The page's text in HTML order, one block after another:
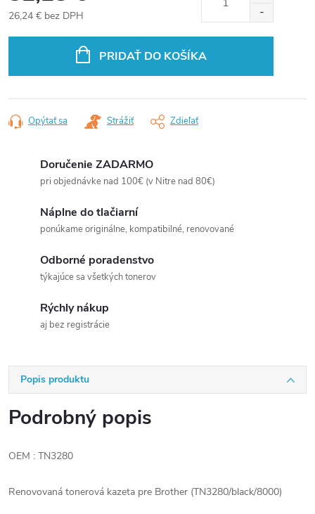
26,24 € bez DPH
PRIDAŤ DO KOŠÍKA
Opýtať sa Strážiť Zdieľať
Doručenie ZADARMO
pri objednávke nad 100€ (v Nitre nad 80€)
Náplne do tlačiarní
ponúkame originálne, kompatibilné, renovované
Odborné poradenstvo
týkajúce sa všetkých tonerov
Rýchly nákup
aj bez registrácie
Popis produktu
Podrobný popis
OEM : TN3280
Renovovaná tonerová kazeta pre Brother (TN3280/black/8000)